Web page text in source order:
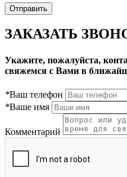
ЗАКАЗАТЬ
Укажите, пожалуйста,
свяжемся с Вами в
*Ваш телефон
*Ваше имя
Комментарий